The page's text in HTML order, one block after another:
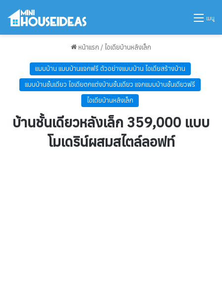
เมนู
หน้าแรก / ไอเดียบ้านหลังเล็ก
แบบบ้าน แบบบ้านแจกฟรี ตัวอย่างแบบบ้าน ไอเดียสร้างบ้าน
แบบบ้านชั้นเดียว ไอเดียตกแต่งบ้านชั้นเดียว แจกแบบบ้านชั้นเดียวฟรี
ไอเดียบ้านหลังเล็ก
บ้านชั้นเดียวหลังเล็ก 359,000 แบบ
โมเดริน์ผสมสไตล์ลอฟท์